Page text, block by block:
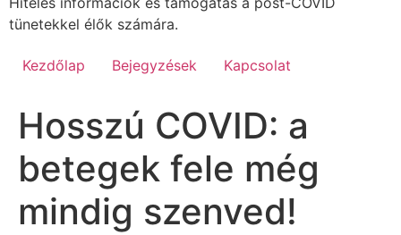
tünetekkel élők számára.
Kezdőlap Bejegyzések Kapcsolat
Hosszú COVID: a
betegek fele még
mindig szenved!